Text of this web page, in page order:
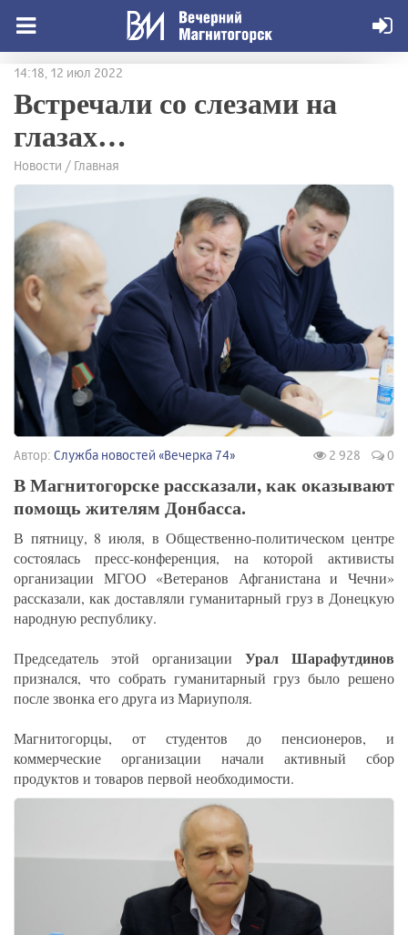
14:18, 12 июл 2022
Встречали со слезами на
глазах…
Новости / Главная
Автор: Служба новостей «Вечерка 74» 2 928 0
В Магнитогорске рассказали, как оказывают
помощь жителям Донбасса.
В пятницу, 8 июля, в Общественно-политическом центре
состоялась пресс-конференция, на которой активисты
организации МГОО «Ветеранов Афганистана и Чечни»
рассказали, как доставляли гуманитарный груз в Донецкую
народную республику.
Председатель этой организации Урал Шарафутдинов
признался, что собрать гуманитарный груз было решено
после звонка его друга из Мариуполя.
Магнитогорцы, от студентов до пенсионеров, и
коммерческие организации начали активный сбор
продуктов и товаров первой необходимости.